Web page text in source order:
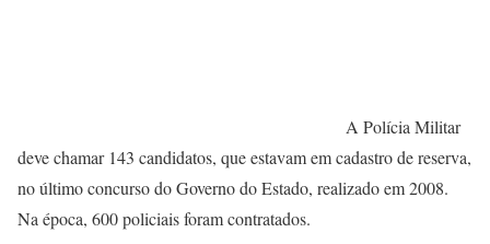
A Polícia Militar
deve chamar 143 candidatos, que estavam em cadastro de reserva,
no último concurso do Governo do Estado, realizado em 2008.
Na época, 600 policiais foram contratados.